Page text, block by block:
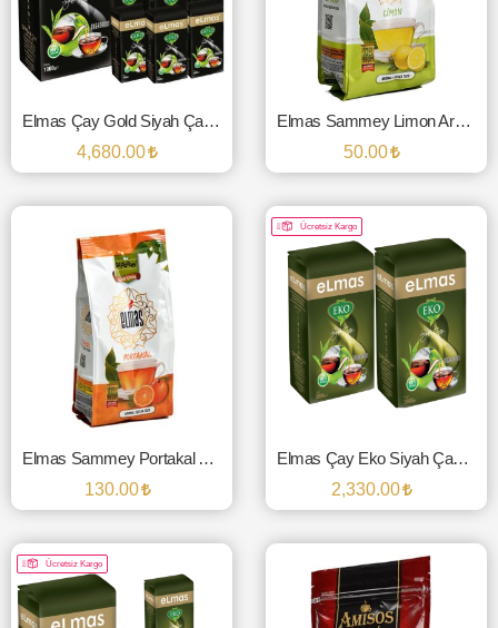
Elmas Çay Gold Siyah Çay 1000 Gr. (12'li Paket)
4,680.00
SEPETE EKLE
Elmas Sammey Limon Aromalı İçeçek Tozu - 250 Gr.
50.00
SEPETE EKLE
Elmas Sammey Portakal Aromalı İçeçek Tozu - 750 Gr.
130.00
SEPETE EKLE
Ücretsiz Kargo
Elmas Çay Eko Siyah Çay 3000 Gr. (2'li Paket)
2,330.00
SEPETE EKLE
Ücretsiz Kargo